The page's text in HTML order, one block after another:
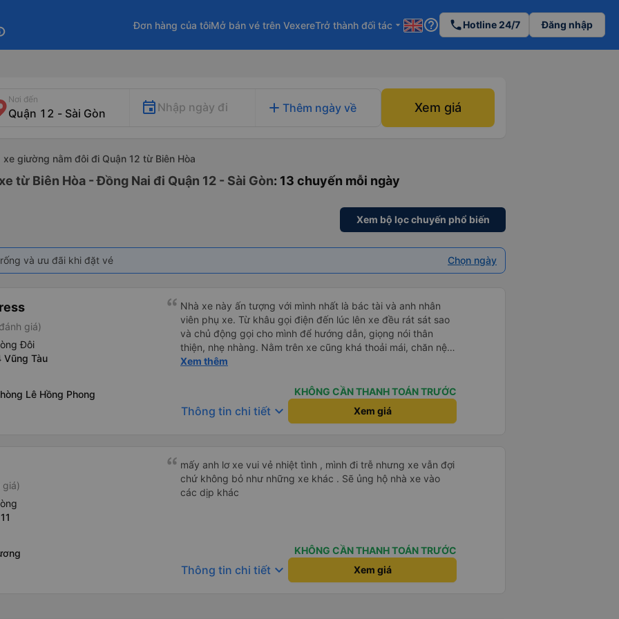
Đơn hàng của tôiMở bán vé trên VexereTrở thành đối tác arrow_drop_down help_outline phoneHotline 24/7 Đăng nhập
Nơi đến
Nhập ngày đi add Thêm ngày về Xem giá
xe giường nằm đôi đi Quận 12 từ Biên Hòa
từ Biên Hòa - Đồng Nai đi Quận 12 - Sài Gòn: 13 chuyến mỗi ngày
Xem bộ lọc chuyến phổ biến
và ưu đãi khi đặt vé Chọn ngày
giá)
Đôi
Vũng Tàu
Lê Hồng Phong
Nhà xe này ấn tượng với mình nhất là bác tài và anh nhân
viên phụ xe. Từ khâu gọi điện đến lúc lên xe đều rát sát sao
và chủ động gọi cho mình để hướng dẫn, giọng nói thân
thiện, nhẹ nhàng. Nằm trên xe cũng khá thoải mái, chăn nệm
nước suối đầy đủ. Chuyến xe của mình hầu hết là các cô bác
Lúc xuống xe, điểm thả của mình ban đầu dự kiến là Ngã 3
Sợi ( Nha Trang ) và bắt Grab nhưng các anh hướng dẫn
mình xuống ở đây không có ma nào dám chở đâu ( vì đây là
toàn hơn. Một Chuyến xe được biết thêm nhiều câu chuyện
mới. Cảm ơn nhà xe đã giúp đỡ
Xem thêm
KHÔNG CẦN THANH TOÁN TRƯỚC
Thông tin chi tiết keyboard_arrow_down Xem giá
giá)
mấy anh lơ xe vui vẻ nhiệt tình , mình đi trễ nhưng xe vẫn đợi
chứ không bỏ như những xe khác . Sẽ ủng hộ nhà xe vào
các dịp khác
KHÔNG CẦN THANH TOÁN TRƯỚC
Thông tin chi tiết keyboard_arrow_down Xem giá